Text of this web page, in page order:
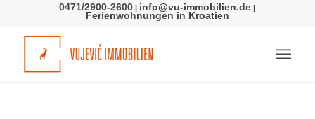
0471/2900-2600 | info@vu-immobilien.de |
Ferienwohnungen in Kroatien